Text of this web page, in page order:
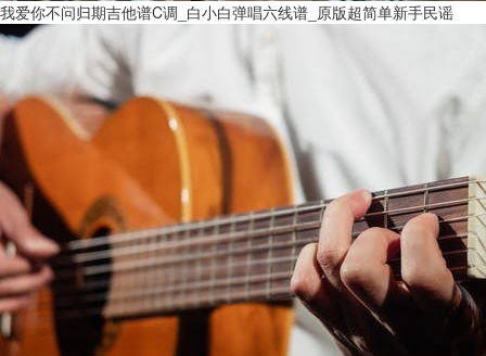
我爱你不问归期吉他谱C调_白小白弹唱六线谱_原版超简单新手民谣